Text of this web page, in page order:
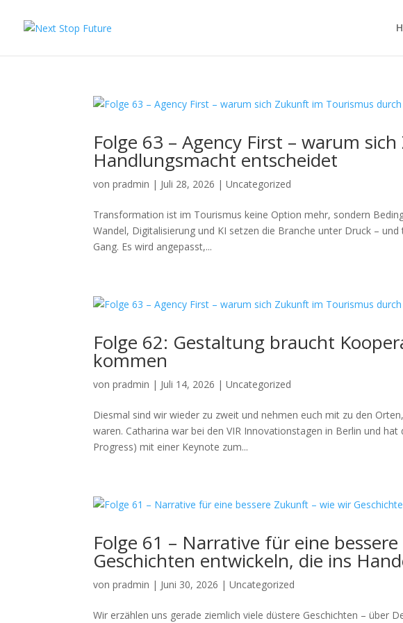
Folge 63 – Agency First – warum
Handlungsmacht entscheidet
vonpradmin | Juli 28, 2026 |Uncategorized
Transformation ist im Tourismus keine Option mehr, sondern
Wandel, Digitalisierung und KI setzen die Branche unter Druck –
Gang. Es wird angepasst,...
Folge 62: Gestaltung braucht
kommen
vonpradmin | Juli 14, 2026 |Uncategorized
Diesmal sind wir wieder zu zweit und nehmen euch mit zu den
waren. Catharina war bei den VIR Innovationstagen in Berlin und
Progress) mit einer Keynote zum...
Folge 61 – Narrative für eine
Geschichten entwickeln, die ins
vonpradmin | Juni 30, 2026 |Uncategorized
Wir erzählen uns gerade ziemlich viele düstere Geschichten – über